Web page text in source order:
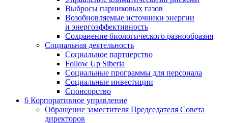
Выбросы парниковых газов
Возобновляемые источники энергии
и энергоэффективность
Сохранение биологического разнообразия
Социальная деятельность
Социальное партнерство
Follow Up Siberia
Социальные программы для персонала
Социальные инвестиции
Спонсорство
6 Корпоративное управление
Обращение заместителя Председателя Совета
директоров